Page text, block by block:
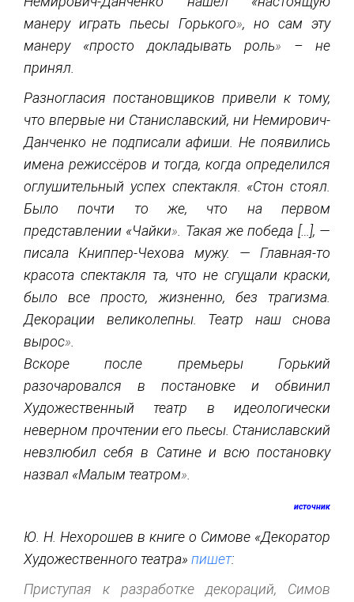
манеру играть пьесы Горького», но сам эту
манеру «просто докладывать роль» – не
принял.
Разногласия постановщиков привели к тому,
что впервые ни Станиславский, ни Немирович-
Данченко не подписали афиши. Не появились
имена режиссёров и тогда, когда определился
оглушительный успех спектакля. «Стон стоял.
Было почти то же, что на первом
представлении «Чайки». Такая же победа […], —
писала Книппер-Чехова мужу. — Главная-то
красота спектакля та, что не сгущали краски,
было все просто, жизненно, без трагизма.
Декорации великолепны. Театр наш снова
вырос».
Вскоре после премьеры Горький
разочаровался в постановке и обвинил
Художественный театр в идеологически
неверном прочтении его пьесы. Станиславский
невзлюбил себя в Сатине и всю постановку
назвал «Малым театром».
источник
Ю. Н. Нехорошев в книге о Симове «Декоратор
Художественного театра» пишет:
Приступая к разработке декораций, Симов